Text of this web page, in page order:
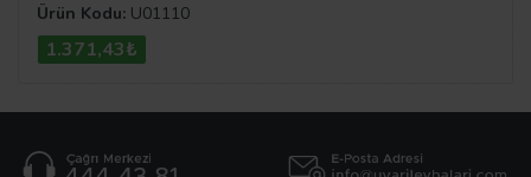
Ürün Kodu: U01110
1.371,43₺